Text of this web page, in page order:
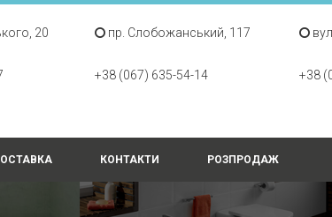
20 пр. Слобожанський, 117
+38 (067) 635-54-14 +38
КОНТАКТИ РОЗПРОДАЖ